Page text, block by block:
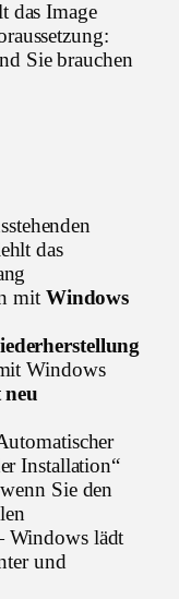
das Image
Sie brauchen
das
mit Windows
Windows
neu
Installation“
Sie den
lädt
und